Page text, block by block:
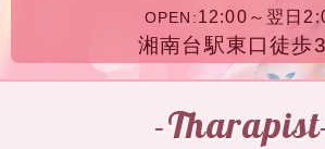
OPEN: 12:00～翌日
湘南台駅東口徒歩
-